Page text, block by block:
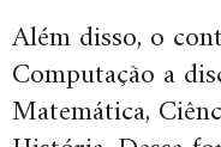
Além disso, o
Computação a
Matemática,